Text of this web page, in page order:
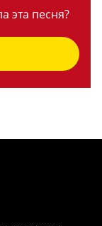
эта песня?